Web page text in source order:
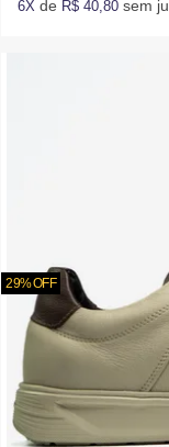
6X de R$ 40,80 sem
29% OFF